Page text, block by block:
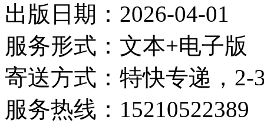
出版日期：2026-04-01
服务形式：文本+电子版
寄送方式：特快专递，2-
服务热线：15210522389